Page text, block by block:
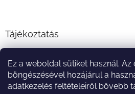
Ez a weboldal sütiket használ.
böngészésével hozájárul a
adatkezelés feltételeiről bővebb
Tájékoztatás
A vásárlás menete